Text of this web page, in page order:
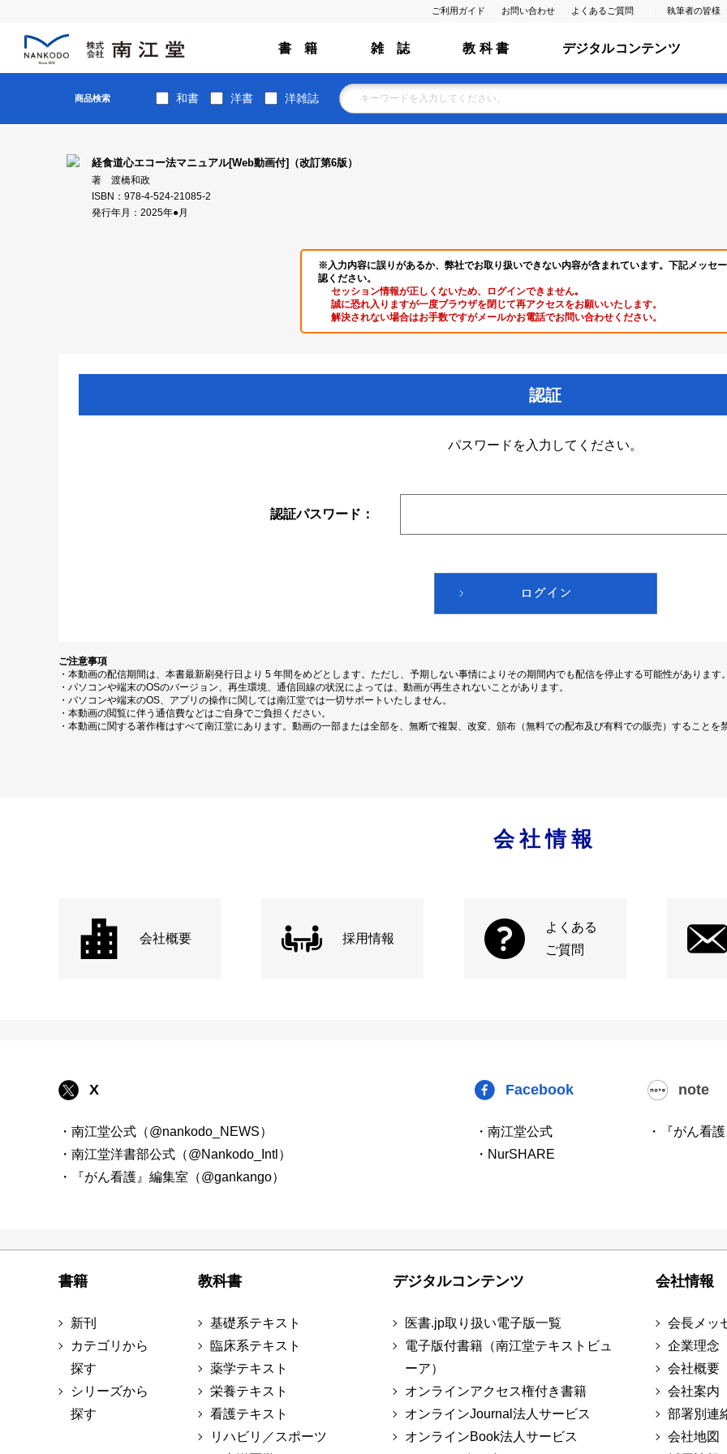
ご利用ガイド お問い合わせ よくあるご質問 執筆者の皆様
書 籍 雑 誌 教 科 書 デジタルコンテンツ
商品検索 和書 洋書 洋雑誌
経食道心エコー法マニュアル[Web動画付]（改訂第6版）
著 渡橋和政
ISBN：978-4-524-21085-2
発行年月：2025年●月
※入力内容に誤りがあるか、弊社でお取り扱いできない内容が含まれています。下記メッセ
認ください。
セッション情報が正しくないため、ログインできません｡
誠に恐れ入りますが一度ブラウザを閉じて再アクセスをお願いいたします。
解決されない場合はお手数ですがメールかお電話でお問い合わせください。
認証
パスワードを入力してください。
認証パスワード：
ご注意事項
・本動画の配信期間は、本書最新刷発行日より 5 年間をめどとします。ただし、予期しない事情によりその期間内でも配信を停止する可能性があります。
・パソコンや端末のOSのバージョン、再生環境、通信回線の状況によっては、動画が再生されないことがあります。
・パソコンや端末のOS、アプリの操作に関しては南江堂では一切サポートいたしません。
・本動画の閲覧に伴う通信費などはご自身でご負担ください。
・本動画に関する著作権はすべて南江堂にあります。動画の一部または全部を、無断で複製、改変、頒布（無料での配布及び有料での販売）することを
会社情報
会社概要 採用情報
よくある
ご質問
X
・南江堂公式（@nankodo_NEWS）
・南江堂洋書部公式（@Nankodo_Intl）
・『がん看護』編集室（@gankango）
Facebook
・南江堂公式
・NurSHARE
note
・『がん看
書籍
新刊
カテゴリから
探す
シリーズから
探す
教科書
基礎系テキスト
臨床系テキスト
薬学テキスト
栄養テキスト
看護テキスト
リハビリ／スポーツ
デジタルコンテンツ
医書.jp取り扱い電子版一覧
電子版付書籍（南江堂テキストビュ
ーア）
オンラインアクセス権付き書籍
オンラインJournal法人サービス
オンラインBook法人サービス
会社情報
会長メッ
企業理念
会社概要
会社案内
部署別連
会社地図